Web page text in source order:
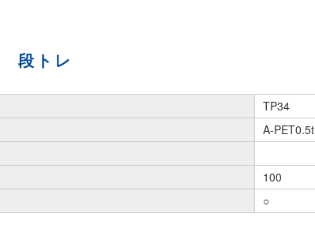
段トレ
TP34
A-PET0.5t
100
○